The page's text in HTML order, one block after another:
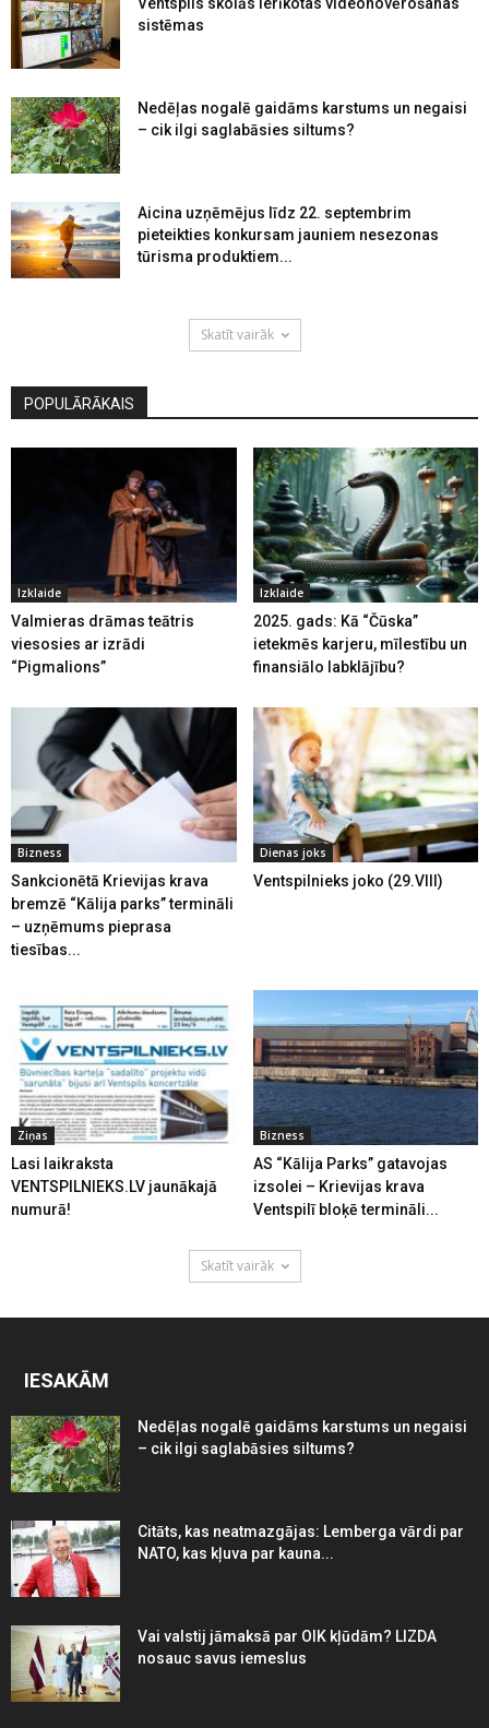
sistēmas
Nedēļas nogalē gaidāms karstums un negaisi
– cik ilgi saglabāsies siltums?
Aicina uzņēmējus līdz 22. septembrim
pieteikties konkursam jauniem nesezonas
tūrisma produktiem...
Skatīt vairāk
POPULĀRĀKAIS
Izklaide
Valmieras drāmas teātris
viesosies ar izrādi
“Pigmalions”
Izklaide
2025. gads: Kā “Čūska”
ietekmēs karjeru, mīlestību un
finansiālo labklājību?
Bizness
Sankcionētā Krievijas krava
bremzē “Kālija parks” termināli
– uzņēmums pieprasa
tiesības...
Dienas joks
Ventspilnieks joko (29.VIII)
Ziņas
Lasi laikraksta
VENTSPILNIEKS.LV jaunākajā
numurā!
Bizness
AS “Kālija Parks” gatavojas
izsolei – Krievijas krava
Ventspilī bloķē termināli...
Skatīt vairāk
IESAKĀM
Nedēļas nogalē gaidāms karstums un negaisi
– cik ilgi saglabāsies siltums?
Citāts, kas neatmazgājas: Lemberga vārdi par
NATO, kas kļuva par kauna...
Vai valstij jāmaksā par OIK kļūdām? LIZDA
nosauc savus iemeslus